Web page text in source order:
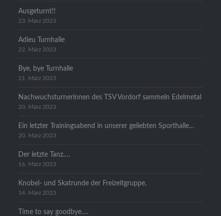
Ausgeturnt!!
23. März 2023
Adieu Turnhalle
22. März 2023
Bye, bye Turnhalle
21. März 2023
Nachwuchsturnerinnen des TSV Vordorf sammeln Edelmetal
20. März 2023
Ein letzter Trainingsabend in unserer geliebten Sporthalle…
20. März 2023
Der letzte Tanz….
16. März 2023
Knobel- und Skatrunde der Freizeitgruppe,
14. März 2023
Time to say goodbye….